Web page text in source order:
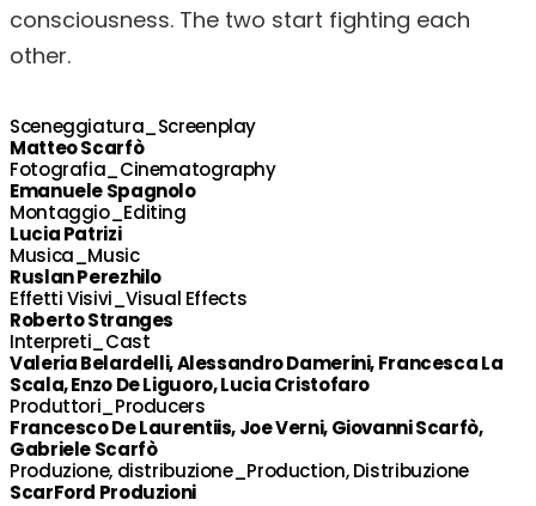
consciousness. The two start fighting each
other.
Sceneggiatura_Screenplay
Matteo Scarfò
Fotografia_Cinematography
Emanuele Spagnolo
Montaggio_Editing
Lucia Patrizi
Musica_Music
Ruslan Perezhilo
Effetti Visivi_Visual Effects
Roberto Stranges
Interpreti_Cast
Valeria Belardelli, Alessandro Damerini, Francesca La
Scala, Enzo De Liguoro, Lucia Cristofaro
Produttori_Producers
Francesco De Laurentiis, Joe Verni, Giovanni Scarfò,
Gabriele Scarfò
Produzione, distribuzione_Production, Distribuzione
ScarFord Produzioni